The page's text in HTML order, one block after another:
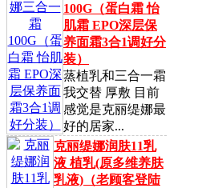
100G（蛋白霜 怡
肌霜 EPO深层保
养面霜3合1调好分
装）
蒸植乳和三合一霜
我交替 厚敷 目前
感觉是克丽缇娜最
好的居家...
克丽缇娜润肤11乳
液 植乳(原多维养肤
乳液)（老顾客登陆